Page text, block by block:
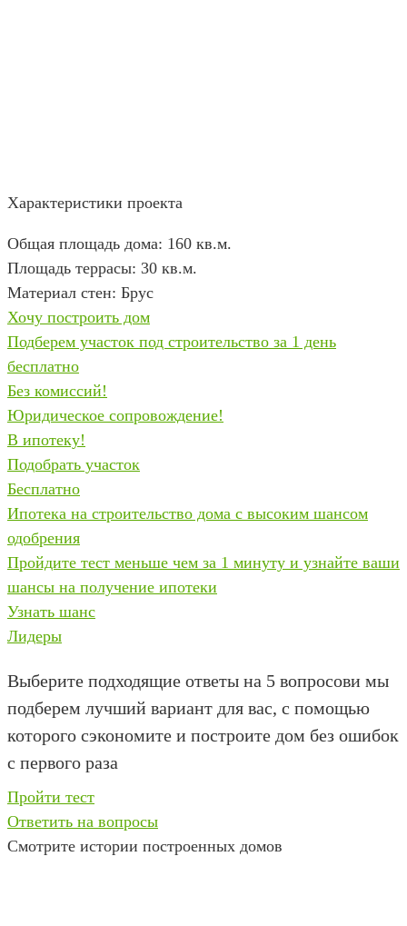
Характеристики проекта
Общая площадь дома: 160 кв.м.
Площадь террасы: 30 кв.м.
Материал стен: Брус
Хочу построить дом
Подберем участок под строительство за 1 день
бесплатно
Без комиссий!
Юридическое сопровождение!
В ипотеку!
Подобрать участок
Бесплатно
Ипотека на строительство дома с высоким шансом
одобрения
Пройдите тест меньше чем за 1 минуту и узнайте ваши
шансы на получение ипотеки
Узнать шанс
Лидеры
Выберите подходящие ответы на 5 вопросови мы
подберем лучший вариант для вас, с помощью
которого сэкономите и построите дом без ошибок
с первого раза
Пройти тест
Ответить на вопросы
Смотрите истории построенных домов